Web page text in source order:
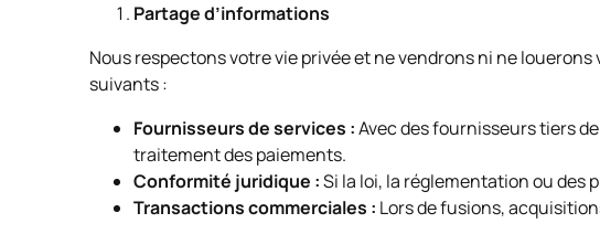
Partage d’informations
Nous respectons votre vie privée et ne vendrons ni ne
suivants :
Fournisseurs de services :Avec des fournisseurs tiers
traitement des paiements.
Conformité juridique :Si la loi, la réglementation ou des
Transactions commerciales : Lors de fusions,